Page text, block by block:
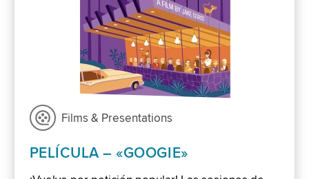
Films & Presentations
PELÍCULA – «GOOGIE»